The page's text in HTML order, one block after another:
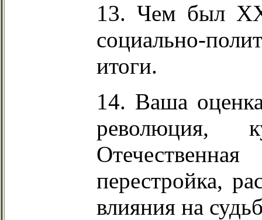
13. Чем был
социально-
итоги.
14. Ваша
революция,
перестройка,
влияния на